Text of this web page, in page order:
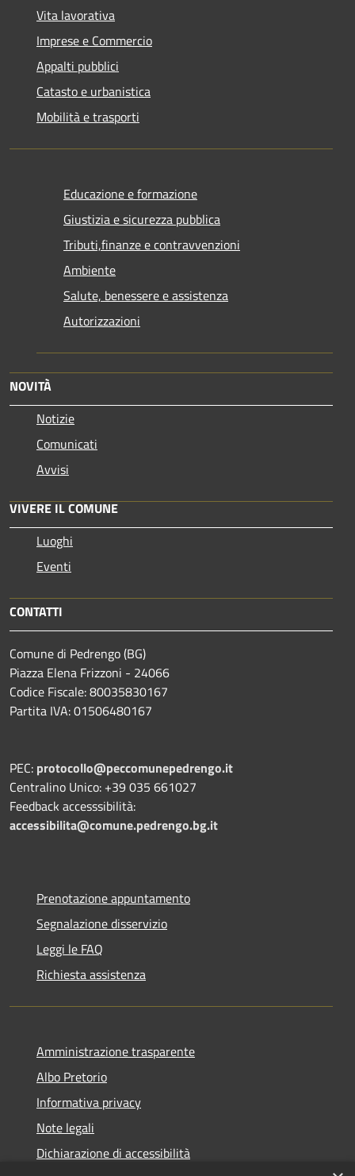
Vita lavorativa
Imprese e Commercio
Appalti pubblici
Catasto e urbanistica
Mobilità e trasporti
Educazione e formazione
Giustizia e sicurezza pubblica
Tributi,finanze e contravvenzioni
Ambiente
Salute, benessere e assistenza
Autorizzazioni
NOVITÀ
Notizie
Comunicati
Avvisi
VIVERE IL COMUNE
Luoghi
Eventi
CONTATTI
Comune di Pedrengo (BG)
Piazza Elena Frizzoni - 24066
Codice Fiscale: 80035830167
Partita IVA: 01506480167
PEC: protocollo@peccomunepedrengo.it
Centralino Unico: +39 035 661027
Feedback accesssibilità:
accessibilita@comune.pedrengo.bg.it
Prenotazione appuntamento
Segnalazione disservizio
Leggi le FAQ
Richiesta assistenza
Amministrazione trasparente
Albo Pretorio
Informativa privacy
Note legali
Dichiarazione di accessibilità